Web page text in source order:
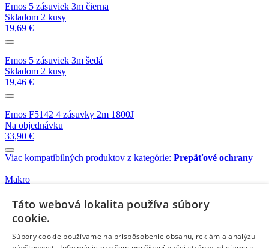
Emos 5 zásuviek 3m čierna
Skladom 2 kusy
19,69 €
Emos 5 zásuviek 3m šedá
Skladom 2 kusy
19,46 €
Emos F5142 4 zásuvky 2m 1800J
Na objednávku
33,90 €
Viac kompatibilných produktov z kategórie: Prepäťové ochrany
Makro
21,39 €
Makro
Skladom 4 kusy
Táto webová lokalita používa súbory
cookie.
Súbory cookie používame na prispôsobenie obsahu, reklám a analýzu